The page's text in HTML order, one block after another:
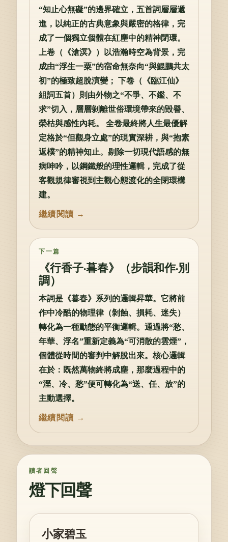
“知止心無礙”的邊界確立，五首詞層層遞
進，以純正的古典意象與嚴密的格律，完
成了一個獨立個體在紅塵中的精神閉環。
上卷（《滄溟》）以浩瀚時空為背景，完
成由“浮生一粟”的宿命無奈向“與鯤鵬共太
初”的極致超脫演變； 下卷（《臨江仙》
組詞五首）則由外物之“不爭、不鑑、不
求”切入，層層剝離世俗環境帶來的毀譽、
榮枯與感性內耗。 全卷最終將人生最優解
定格於“但觀身立處”的現實深耕，與“抱素
返樸”的精神知止。剔除一切現代語感的無
病呻吟，以鋼鐵般的理性邏輯，完成了從
客觀規律審視到主觀心態渡化的全閉環構
建。
下一篇
《行香子·暮春》（步韻和作·別
調）
本詞是《暮春》系列的邏輯昇華。它將前
作中冷酷的物理律（剝蝕、損耗、迷失）
轉化為一種動態的平衡邏輯。通過將“愁、
年華、浮名”重新定義為“可消散的雲煙”，
個體從時間的審判中解脫出來。核心邏輯
在於：既然萬物終將成塵，那麼過程中的
“溼、冷、愁”便可轉化為“送、任、放”的
主動選擇。
讀者回聲
燈下回聲
小家碧玉